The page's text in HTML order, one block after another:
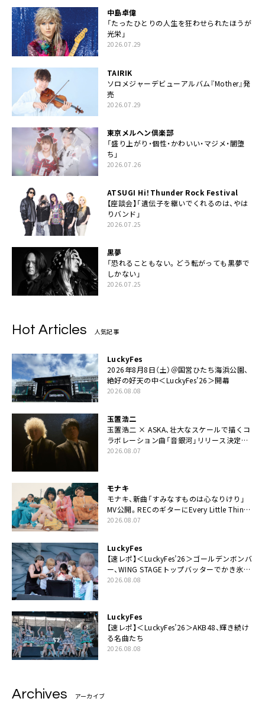
中島卓偉
「たったひとりの人生を狂わせられたほうが
光栄」
2026.07.29
TAIRIK
ソロメジャーデビューアルバム『Mother』発
売
2026.07.29
東京メルヘン倶楽部
「盛り上がり・個性・かわいい・マジメ・闇堕
ち」
2026.07.26
ATSUGI Hi！Thunder Rock Festival
【座談会】「遺伝子を継いでくれるのは、やは
りバンド」
2026.07.25
黒夢
「恐れることもない。どう転がっても黒夢で
しかない」
2026.07.25
Hot Articles 人気記事
LuckyFes
2026年8月8日（土）＠国営ひたち海浜公園、
絶好の好天の中＜LuckyFes’26＞開幕
2026.08.08
玉置浩二
玉置浩二 × ASKA、壮大なスケールで描くコ
ラボレーション曲「音銀河」リリース決定。
カップリングには新曲「命の宿り」収録も
2026.08.07
モナキ
モナキ、新曲「すみなすものは心なりけり」
MV公開。RECのギターにEvery Little Thing・
伊藤一朗参加も
2026.08.07
LuckyFes
【速レポ】＜LuckyFes’26＞ゴールデンボンバ
ー、WING STAGEトップバッターでかき氷爆
食いや瓦割り「みなさん完璧です！」
2026.08.08
LuckyFes
【速レポ】＜LuckyFes’26＞AKB48、輝き続け
る名曲たち
2026.08.08
Archives アーカイブ